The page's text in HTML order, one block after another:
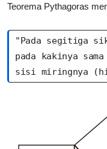
Teorema Pythagoras
"Pada segitiga
pada kakinya
sisi miringnya